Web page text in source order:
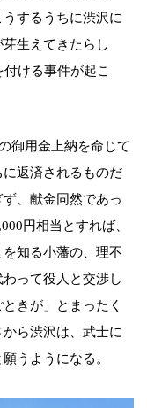
うするうちに渋沢に
生えてきたらし
ける事件が起こ
御用金上納を命じて
返済されるものだ
、献金同然であっ
円相当とすれば、
知る小藩の、理不
って役人と交渉し
きが」とまったく
ら渋沢は、武士に
うようになる。